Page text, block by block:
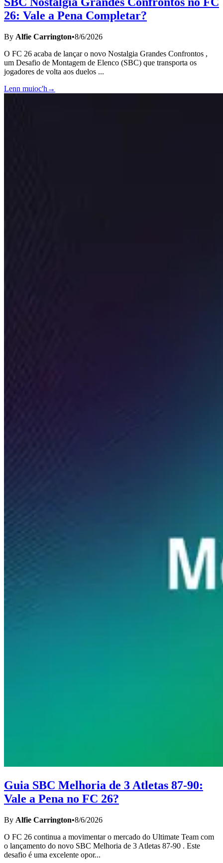
26: Vale a Pena Completar?
By Alfie Carrington•8/6/2026
O FC 26 acaba de lançar o novo Nostalgia Grandes Confrontos ,
um Desafio de Montagem de Elenco (SBC) que transporta os
jogadores de volta aos duelos ...
Lenn muioc'h →
Guia SBC Melhoria de 3 Atletas 87-90:
Vale a Pena no FC 26?
By Alfie Carrington•8/6/2026
O FC 26 continua a movimentar o mercado do Ultimate Team com
o lançamento do novo SBC Melhoria de 3 Atletas 87-90 . Este
desafio é uma excelente opor...